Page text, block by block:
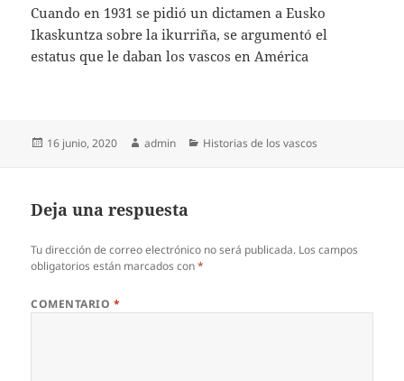
Cuando en 1931 se pidió un dictamen a Eusko
Ikaskuntza sobre la ikurriña, se argumentó el
estatus que le daban los vascos en América
Publicado
16 junio, 2020 Autor
admin Categorías
Historias de los vascos
Deja una respuesta
Tu dirección de correo electrónico no será publicada. Los campos
obligatorios están marcados con*
COMENTARIO *